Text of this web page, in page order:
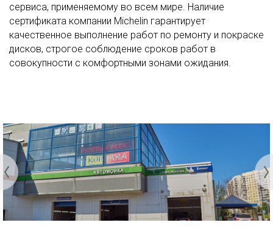
сервиса, применяемому во всем мире. Наличие
сертификата компании Michelin гарантирует
качественное выполнение работ по ремонту и покраске
дисков, строгое соблюдение сроков работ в
совокупности с комфортными зонами ожидания.